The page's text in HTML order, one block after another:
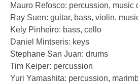
Mauro Refosco: percussion, music
Ray Suen: guitar, bass, violin,
Kely Pinheiro: bass, cello
Daniel Mintseris: keys
Stephane San Juan: drums
Tim Keiper: percussion
Yuri Yamashita: percussion,